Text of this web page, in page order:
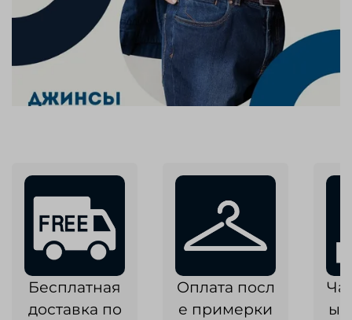
Бесплатная
доставка по
Оплата посл
е примерки